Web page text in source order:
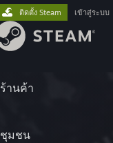
ร้านค้า
ชุมชน
ติดตั้ง Steam เข้าสู่ระบบ